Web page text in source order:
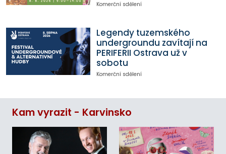
Komerční sdělení
Legendy tuzemského
undergroundu zavítají na
PERIFERII Ostrava už v
sobotu
Komerční sdělení
Kam vyrazit - Karvinsko